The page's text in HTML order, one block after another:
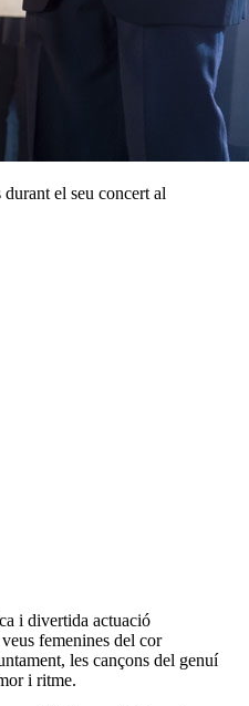
el seu concert al
i divertida actuació
femenines del cor
les cançons del genuí
i ritme.